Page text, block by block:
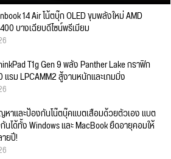
14 Air โน้ตบุ๊ก OLED ขุมพลังใหม่ AMD
บางเฉียบดีไซน์พรีเมียม
T1g Gen 9 พลัง Panther Lake กราฟิก
แรม LPCAMM2 สู้งานหนักและเกมมิ่ง
าและป้องกันโน๊ตบุ๊คแบตเสื่อมด้วยตัวเอง แบต
ได้ทั้ง Windows และ MacBook ยืดอายุคอมให้
ยปี!